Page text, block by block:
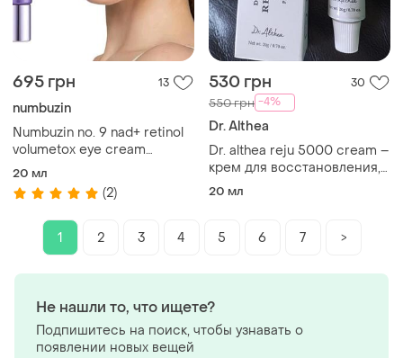
695 грн 13
numbuzin
Numbuzin no. 9 nad+ retinol
volumetox eye cream
антивозрастной крем для
кожи вокруг глаз
20 мл
(2)
530 грн 30
550 грн -4%
Dr. Althea
Dr. althea reju 5000 cream –
крем для восстановления,
эластичности и гладкости
20 мл
1 2 3 4 5 6 7 >
Не нашли то, что ищете?
Подпишитесь на поиск, чтобы узнавать о
появлении новых вещей